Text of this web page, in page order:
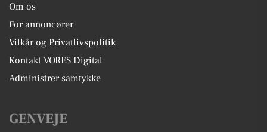
Om os
For annoncører
Vilkår og Privatlivspolitik
Kontakt VORES Digital
Administrer samtykke
GENVEJE